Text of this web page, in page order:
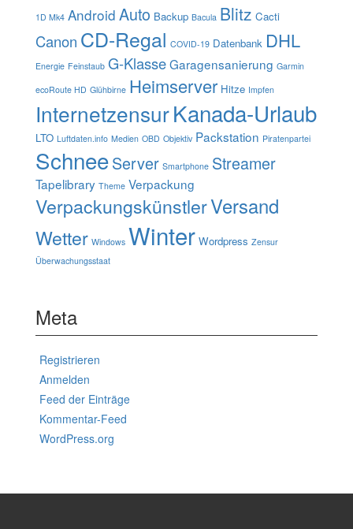
1D Mk4 Android Auto Backup Bacula Blitz Cacti
Canon CD-Regal COVID-19 Datenbank DHL
Energie Feinstaub G-KlasseGaragensanierung Garmin
ecoRoute HD Glühbirne Heimserver Hitze Impfen
InternetzensurKanada-Urlaub
LTO Luftdaten.info Medien OBD Objektiv Packstation Piratenpartei
SchneeServer Smartphone Streamer
Tapelibrary Theme Verpackung
VerpackungskünstlerVersand
Wetter Windows Winter Wordpress Zensur
Überwachungsstaat
Meta
Registrieren
Anmelden
Feed der Einträge
Kommentar-Feed
WordPress.org